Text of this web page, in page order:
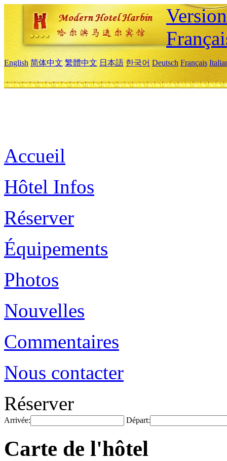
English 简体中文 繁體中文 日本語 한국어 Deutsch Français
Accueil
Hôtel Infos
Réserver
Équipements
Photos
Nouvelles
Commentaires
Nous contacter
Réserver
Arrivée: Départ:
Carte de l'hôtel